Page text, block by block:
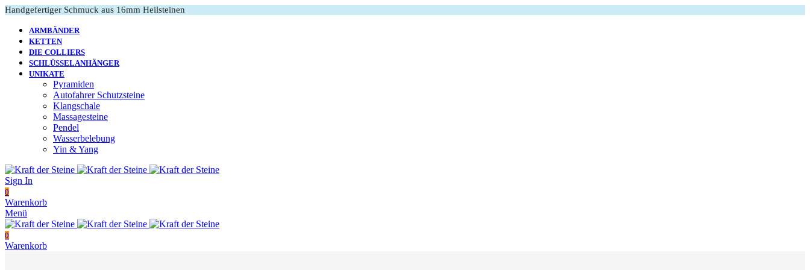
Handgefertiger Schmuck aus 16mm Heilsteinen
ARMBÄNDER
KETTEN
DIE COLLIERS
SCHLÜSSELANHÄNGER
UNIKATE
Pyramiden
Autofahrer Schutzsteine
Klangschale
Massagesteine
Pendel
Wasserbelebung
Yin & Yang
Sign In
0
Warenkorb
Menü
0
Warenkorb